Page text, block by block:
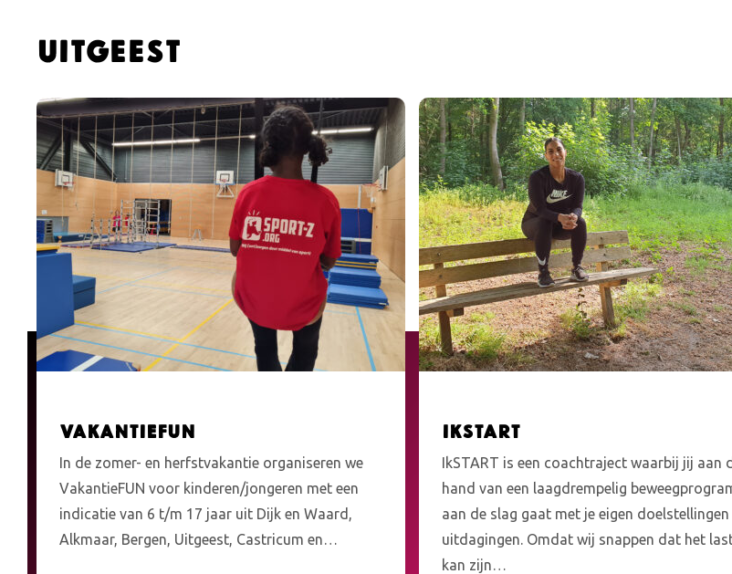
uitgeest
VakantieFUN
In de zomer- en herfstvakantie organiseren we
VakantieFUN voor kinderen/jongeren met een
indicatie van 6 t/m 17 jaar uit Dijk en Waard,
Alkmaar, Bergen, Uitgeest, Castricum en…
IkSTART
IkSTART is een coachtraject waarbij jij aan
hand van een laagdrempelig
aan de slag gaat met je eigen doelstellingen
uitdagingen. Omdat wij snappen dat het
kan zijn…